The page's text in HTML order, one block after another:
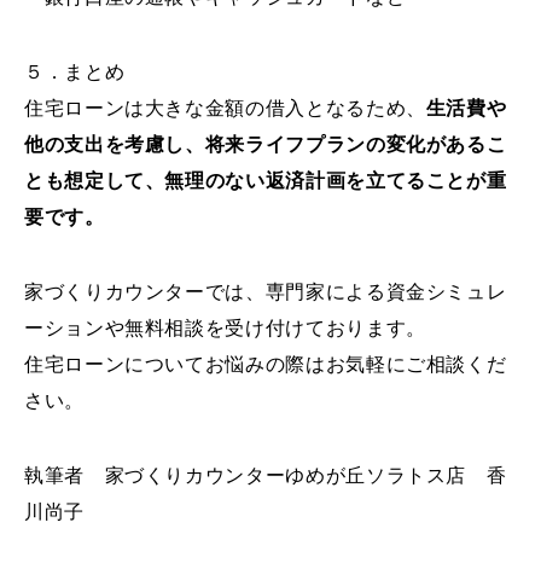
５．まとめ
住宅ローンは大きな金額の借入となるため、 生活費や
他の支出を考慮し、将来ライフプランの変化があるこ
とも想定して、無理のない返済計画を立てることが重
要です。
家づくりカウンターでは、専門家による資金シミュレ
ーションや無料相談を受け付けております。
住宅ローンについてお悩みの際はお気軽にご相談くだ
さい。
執筆者 家づくりカウンターゆめが丘ソラトス店 香
川尚子